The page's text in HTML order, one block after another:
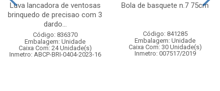
Luva lancadora de ventosas
brinquedo de precisao com 3
dardo...
Código: 836370
Embalagem: Unidade
Caixa Com: 24 Unidade(s)
Inmetro: ABCP-BRI-0404-2023-16
Bola de basquete n.7 75cm
Código: 841285
Embalagem: Unidade
Caixa Com: 30 Unidade(s)
Inmetro: 007517/2019